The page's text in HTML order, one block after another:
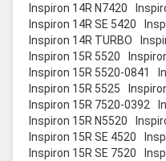
Inspiron 14R N7420
Inspiron 14R SE 5420
Inspiron 14R TURBO
Inspiron 15R 5520
Inspiron 15R 5520-0841
Inspiron 15R 5525
Inspiron 15R 7520-0392
Inspiron 15R N5520
Inspiron 15R SE 4520
Inspiron 15R SE 7520